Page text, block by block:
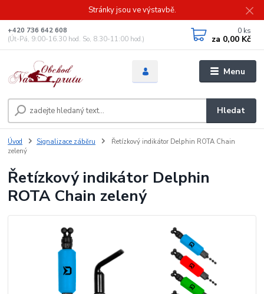
Stránky jsou ve výstavbě.
Menu
Hledat
+420 736 642 608
(Út-Pá, 9:00-16.30 hod. So, 8.30-11:00 hod.)
0 ks
za 0,00 Kč
Úvod Signalizace záběru
Řetízkový indikátor Delphin ROTA Chain
zelený
Řetízkový indikátor Delphin
ROTA Chain zelený